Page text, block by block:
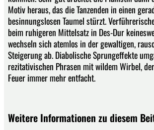
Motiv heraus, das die Tanzenden in einen
besinnungslosen Taumel stürzt.
beim ruhigeren Mittelsatz in Des-Dur
wechseln sich atemlos in der gewaltigen,
Steigerung ab. Diabolische Sprungeffekte
rezitativischen Phrasen mit wildem Wirbel,
Feuer immer mehr entfacht.
Weitere Informationen zu diesem